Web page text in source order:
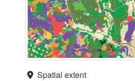
Spatial extent